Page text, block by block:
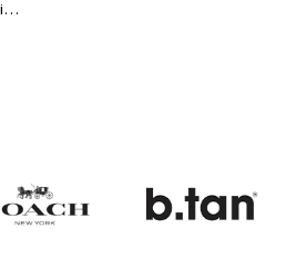
IsaDora The Loose Setting Translucent Powder